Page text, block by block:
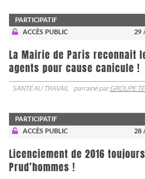
PARTICIPATIF
ACCÈS PUBLIC
29
La Mairie de Paris reconnait
agents pour cause canicule !
SANTÉ AU TRAVAIL parrainé parGROUPE
PARTICIPATIF
ACCÈS PUBLIC
28
Licenciement de 2016
Prud’hommes !